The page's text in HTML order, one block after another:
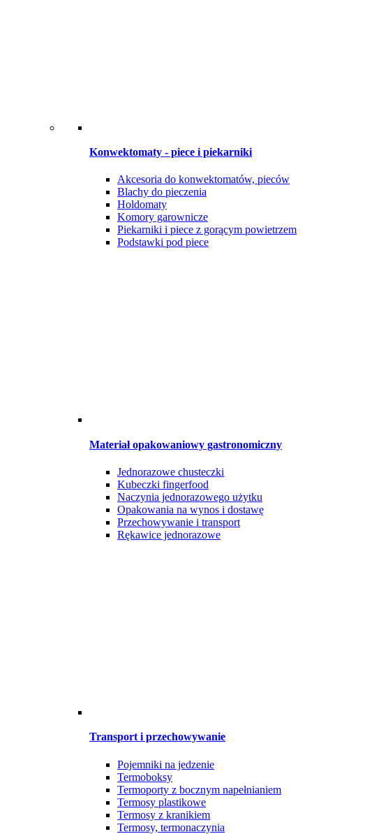
Konwektomaty - piece i piekarniki
Akcesoria do konwektomatów, pieców
Blachy do pieczenia
Holdomaty
Komory garownicze
Piekarniki i piece z gorącym powietrzem
Podstawki pod piece
Materiał opakowaniowy gastronomiczny
Jednorazowe chusteczki
Kubeczki fingerfood
Naczynia jednorazowego użytku
Opakowania na wynos i dostawę
Przechowywanie i transport
Rękawice jednorazowe
Transport i przechowywanie
Pojemniki na jedzenie
Termoboksy
Termoporty z bocznym napełnianiem
Termosy plastikowe
Termosy z kranikiem
Termosy, termonaczynia